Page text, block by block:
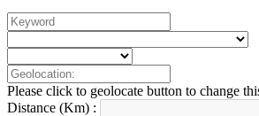
Please click to geolocate button to change
Distance (Km) :